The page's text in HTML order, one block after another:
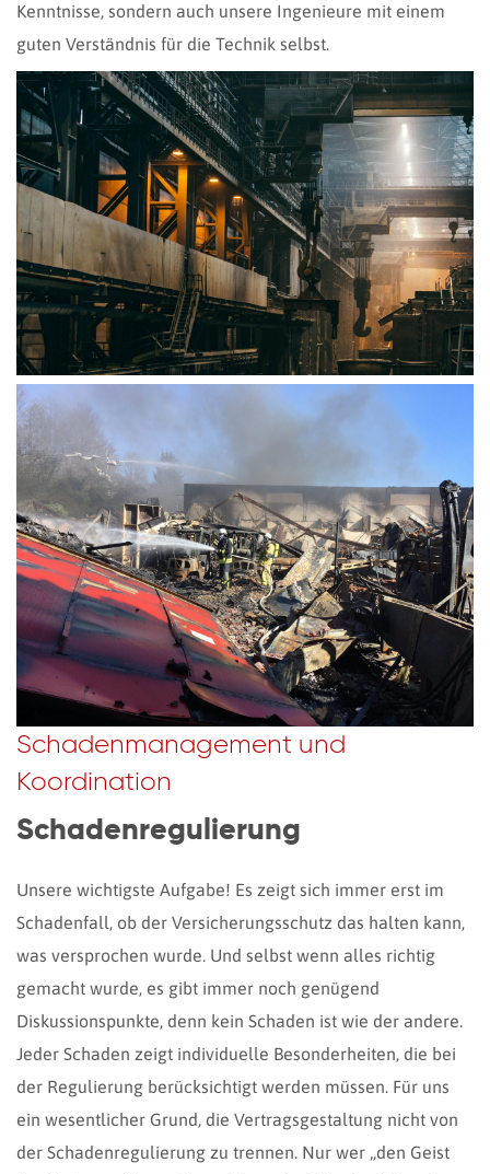
Kenntnisse, sondern auch unsere Ingenieure mit einem
guten Verständnis für die Technik selbst.
Schadenmanagement und
Koordination
Schadenregulierung
Unsere wichtigste Aufgabe! Es zeigt sich immer erst im
Schadenfall, ob der Versicherungsschutz das halten kann,
was versprochen wurde. Und selbst wenn alles richtig
gemacht wurde, es gibt immer noch genügend
Diskussionspunkte, denn kein Schaden ist wie der andere.
Jeder Schaden zeigt individuelle Besonderheiten, die bei
der Regulierung berücksichtigt werden müssen. Für uns
ein wesentlicher Grund, die Vertragsgestaltung nicht von
der Schadenregulierung zu trennen. Nur wer „den Geist